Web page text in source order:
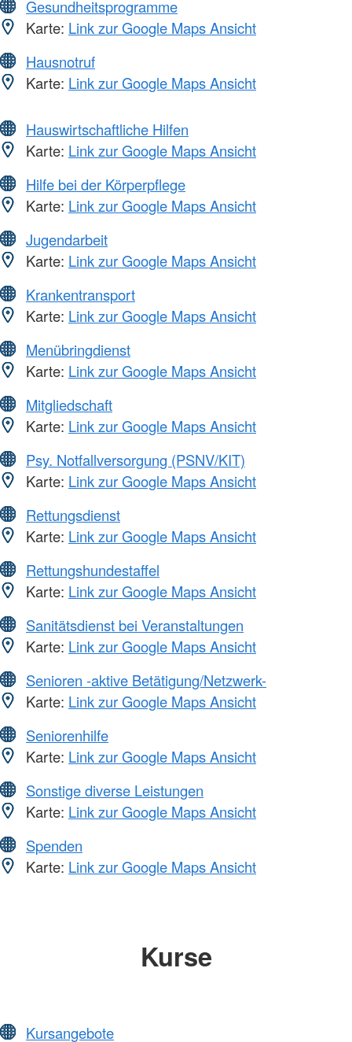
Gesundheitsprogramme
Karte: Link zur Google Maps Ansicht
Hausnotruf
Karte: Link zur Google Maps Ansicht
Hauswirtschaftliche Hilfen
Karte: Link zur Google Maps Ansicht
Hilfe bei der Körperpflege
Karte: Link zur Google Maps Ansicht
Jugendarbeit
Karte: Link zur Google Maps Ansicht
Krankentransport
Karte: Link zur Google Maps Ansicht
Menübringdienst
Karte: Link zur Google Maps Ansicht
Mitgliedschaft
Karte: Link zur Google Maps Ansicht
Psy. Notfallversorgung (PSNV/KIT)
Karte: Link zur Google Maps Ansicht
Rettungsdienst
Karte: Link zur Google Maps Ansicht
Rettungshundestaffel
Karte: Link zur Google Maps Ansicht
Sanitätsdienst bei Veranstaltungen
Karte: Link zur Google Maps Ansicht
Senioren -aktive Betätigung/Netzwerk-
Karte: Link zur Google Maps Ansicht
Seniorenhilfe
Karte: Link zur Google Maps Ansicht
Sonstige diverse Leistungen
Karte: Link zur Google Maps Ansicht
Spenden
Karte: Link zur Google Maps Ansicht
Kurse
Kursangebote